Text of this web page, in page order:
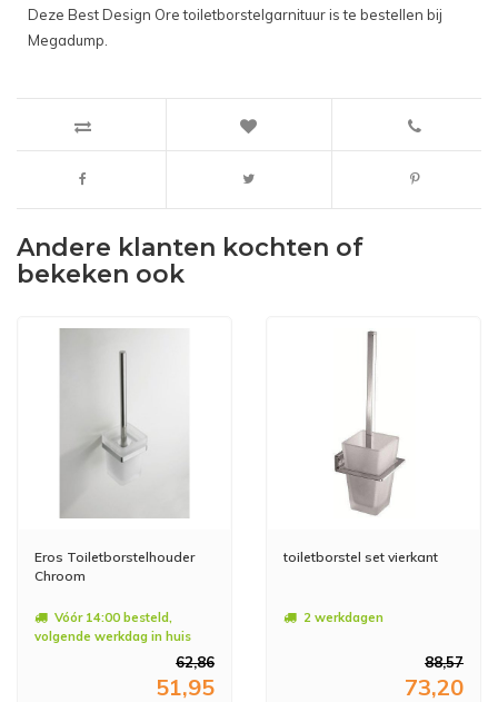
Deze Best Design Ore toiletborstelgarnituur is te bestellen bij
Megadump.
Andere klanten kochten of
bekeken ook
Eros Toiletborstelhouder
Chroom
Vóór 14:00 besteld,
volgende werkdag in huis
62,86
51,95
toiletborstel set vierkant
2 werkdagen
88,57
73,20